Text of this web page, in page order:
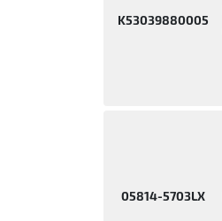
K53039880005
05814-5703LX